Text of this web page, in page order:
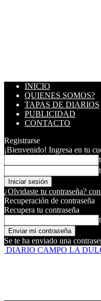
INICIO
QUIENES SOMOS?
TAPAS DE DIARIOS
PUBLICIDAD
CONTACTO
Registrarse
¡Bienvenido! Ingresa en tu
¿Olvidaste tu contraseña?
Recuperación de contraseña
Recupera tu contraseña
Se te ha enviado una
DIARIO CAMPO LA